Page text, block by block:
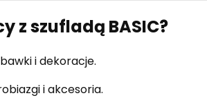
z szufladą BASIC?
i dekoracje.
i akcesoria.